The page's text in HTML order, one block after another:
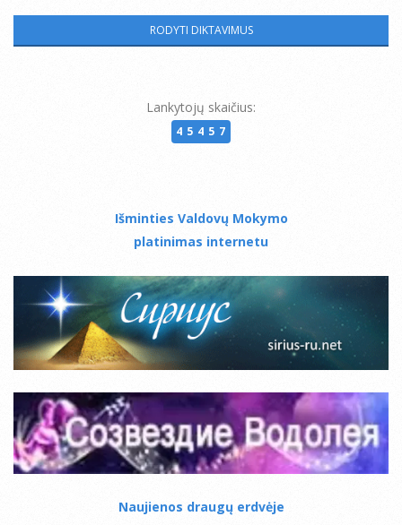
Lankytojų skaičius:
45457
Išminties Valdovų Mokymo
platinimas internetu
Naujienos draugų erdvėje